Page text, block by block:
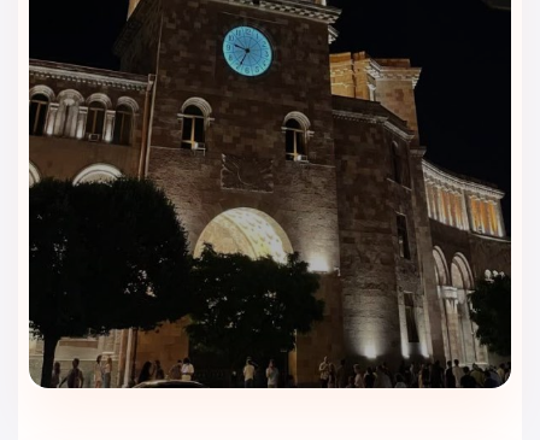
رستوران و کافی‌شاپ هتل مرین
ایروان | طعم اصیل ارمنی در فضایی
آرام و صمیمی
رستوران هتل مرین ایروان با فضایی گرم و دل‌نشین، مجموعه‌ای از
غذاهای ارمنی، مدیترانه‌ای و بین‌المللی را برای مهمانان سرو می‌کند.
در این رستوران می‌توانید صبح‌ها صبحانه‌ای کامل و تازه میل کنید
و در وعده‌های ناهار و شام از غذاهای متنوع و خوش‌طعم لذت
ببرید.
منوی رستوران شامل انواع کباب‌های سنتی ارمنستان، سالادهای
محلی و دسرهای خانگی است که همگی با مواد اولیه تازه و